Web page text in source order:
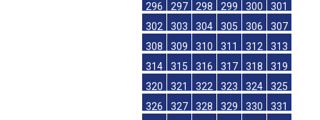
296
297 298 299 300
301
302
303 304 305 306
307
308
309 310 311 312
313
314
315 316 317 318
319
320
321 322 323 324
325
326
327 328 329 330
331